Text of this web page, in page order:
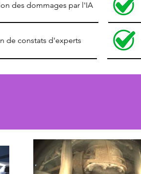
des dommages par l'IA
de constats d'experts